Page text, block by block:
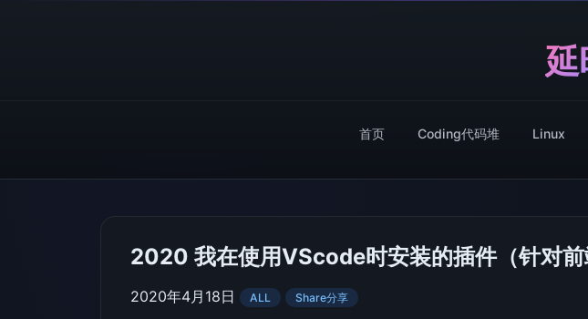
延
首页 Coding代码堆 Linux
2020 我在使用VScode时安装的插件（针对前
2020年4月18日 ALL Share分享